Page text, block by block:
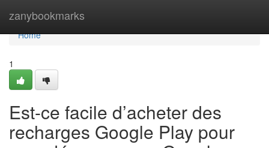
zanybookmarks
Home
Home
1
Est-ce facile d’acheter des
recharges Google Play pour